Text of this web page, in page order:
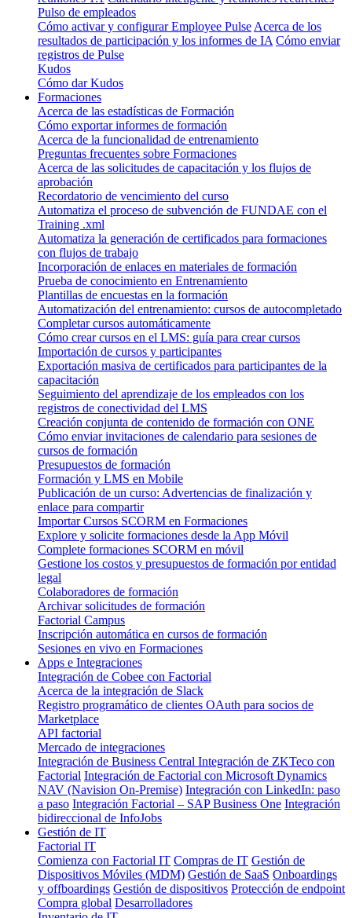
Pulso de empleados
Cómo activar y configurar Employee Pulse Acerca de los
resultados de participación y los informes de IA Cómo enviar
registros de Pulse
Kudos
Cómo dar Kudos
Formaciones
Acerca de las estadísticas de Formación
Cómo exportar informes de formación
Acerca de la funcionalidad de entrenamiento
Preguntas frecuentes sobre Formaciones
Acerca de las solicitudes de capacitación y los flujos de
aprobación
Recordatorio de vencimiento del curso
Automatiza el proceso de subvención de FUNDAE con el
Training .xml
Automatiza la generación de certificados para formaciones
con flujos de trabajo
Incorporación de enlaces en materiales de formación
Prueba de conocimiento en Entrenamiento
Plantillas de encuestas en la formación
Automatización del entrenamiento: cursos de autocompletado
Completar cursos automáticamente
Cómo crear cursos en el LMS: guía para crear cursos
Importación de cursos y participantes
Exportación masiva de certificados para participantes de la
capacitación
Seguimiento del aprendizaje de los empleados con los
registros de conectividad del LMS
Creación conjunta de contenido de formación con ONE
Cómo enviar invitaciones de calendario para sesiones de
cursos de formación
Presupuestos de formación
Formación y LMS en Mobile
Publicación de un curso: Advertencias de finalización y
enlace para compartir
Importar Cursos SCORM en Formaciones
Explore y solicite formaciones desde la App Móvil
Complete formaciones SCORM en móvil
Gestione los costos y presupuestos de formación por entidad
legal
Colaboradores de formación
Archivar solicitudes de formación
Factorial Campus
Inscripción automática en cursos de formación
Sesiones en vivo en Formaciones
Apps e Integraciones
Integración de Cobee con Factorial
Acerca de la integración de Slack
Registro programático de clientes OAuth para socios de
Marketplace
API factorial
Mercado de integraciones
Integración de Business Central Integración de ZKTeco con
Factorial Integración de Factorial con Microsoft Dynamics
NAV (Navision On-Premise) Integración con LinkedIn: paso
a paso Integración Factorial – SAP Business One Integración
bidireccional de InfoJobs
Gestión de IT
Factorial IT
Comienza con Factorial IT Compras de IT Gestión de
Dispositivos Móviles (MDM) Gestión de SaaS Onboardings
y offboardings Gestión de dispositivos Protección de endpoint
Compra global Desarrolladores